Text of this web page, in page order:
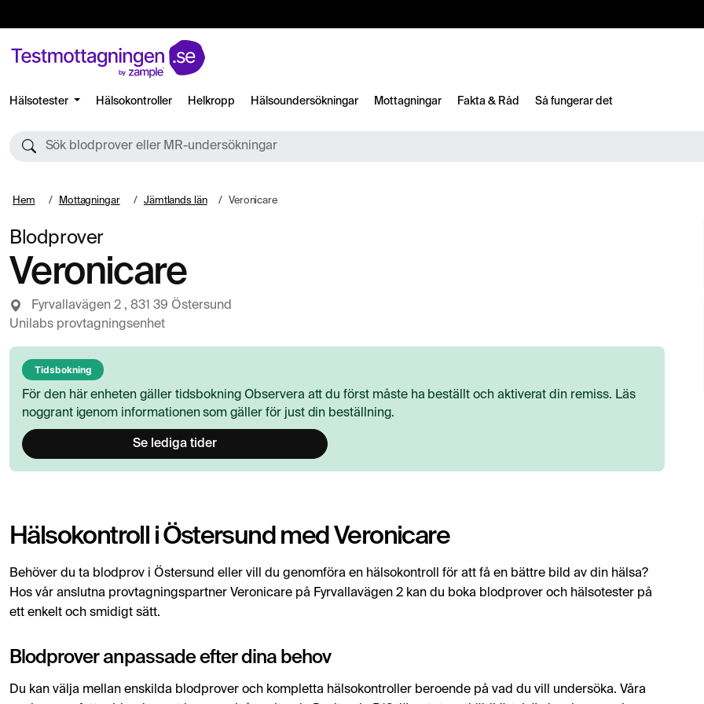
Hälsotester Hälsokontroller Helkropp Hälsoundersökningar Mottagningar Fakta & Råd Så fungerar det
Sök blodprover eller MR-undersökningar
Hem Mottagningar Jämtlands län Veronicare
Blodprover
Veronicare
Fyrvallavägen 2 , 831 39 Östersund
Unilabs provtagningsenhet
Tidsbokning
För den här enheten gäller tidsbokning Observera att du först måste ha beställt och aktiverat din remiss. Läs
noggrant igenom informationen som gäller för just din beställning.
Se lediga tider
Hälsokontroll i Östersund med Veronicare
Behöver du ta blodprov i Östersund eller vill du genomföra en hälsokontroll för att få en bättre bild av din hälsa?
Hos vår anslutna provtagningspartner Veronicare på Fyrvallavägen 2 kan du boka blodprover och hälsotester på
ett enkelt och smidigt sätt.
Blodprover anpassade efter dina behov
Du kan välja mellan enskilda blodprover och kompletta hälsokontroller beroende på vad du vill undersöka. Våra